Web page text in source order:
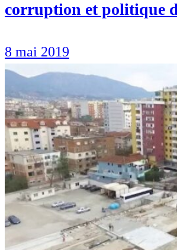
corruption et politique
8 mai 2019